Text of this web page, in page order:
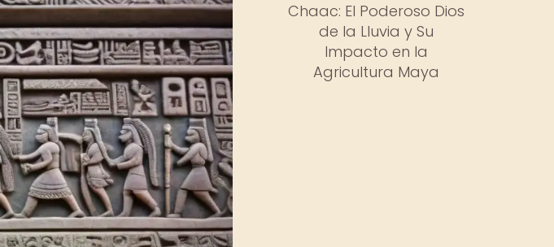
Chaac: El Poderoso Dios
de la Lluvia y Su
Impacto en la
Agricultura Maya